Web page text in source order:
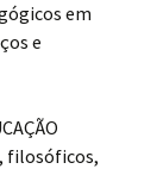
em
e
filosóficos,